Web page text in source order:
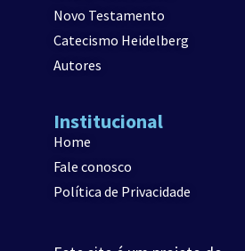
Novo Testamento
Catecismo Heidelberg
Autores
Institucional
Home
Fale conosco
Política de Privacidade